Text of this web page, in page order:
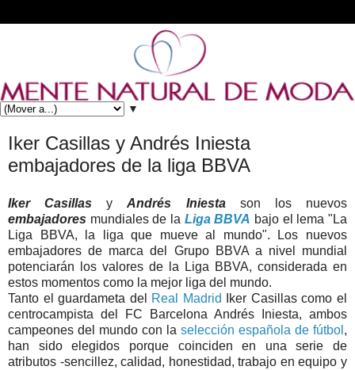
▼
Iker Casillas y Andrés Iniesta
embajadores de la liga BBVA
Iker Casillas yAndrés Iniestason los nuevos
embajadores mundiales de la Liga BBVA bajo el lema "La
Liga BBVA, la liga que mueve al mundo". Los nuevos
embajadores de marca del Grupo BBVA a nivel mundial
potenciarán los valores de la Liga BBVA, considerada en
estos momentos como la mejor liga del mundo.
Tanto el guardameta del
Real Madrid
Iker Casillas como el
centrocampista del FC Barcelona Andrés Iniesta, ambos
campeones del mundo con la selección española de fútbol ,
han sido elegidos porque coinciden en una serie de
atributos -sencillez, calidad, honestidad, trabajo en equipo y